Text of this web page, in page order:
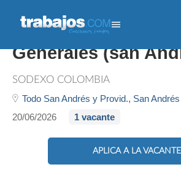
Auxiliar De Servicios
Generales (san
SODEXO COLOMBIA
Todo San Andrés y Provid., San
20/06/2026
1 vacante
APLICA A LA VACANTE